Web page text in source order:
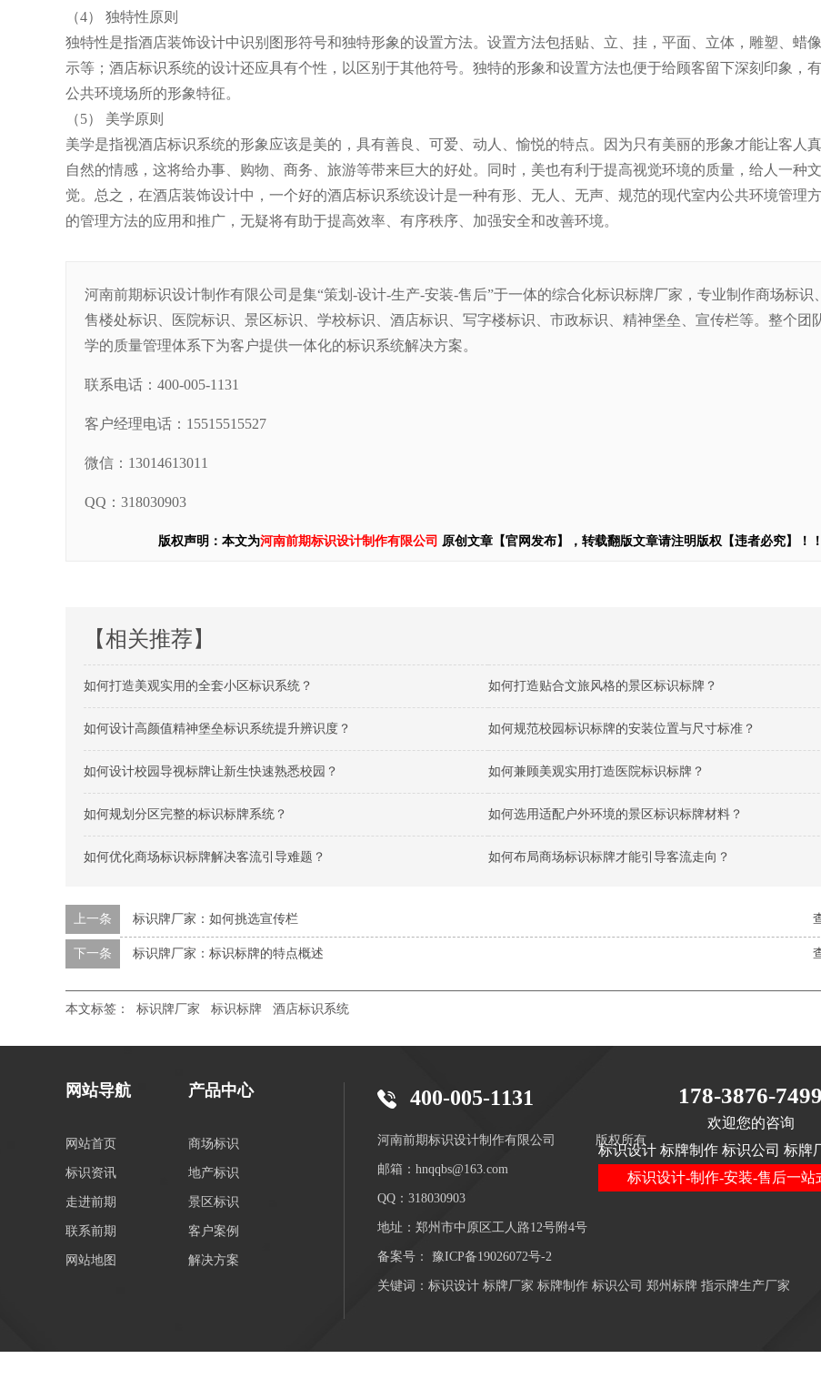
（4） 独特性原则
独特性是指酒店装饰设计中识别图形符号和独特形象的设置方法。设置方法包括贴、立、挂，平面、立体，雕塑、蜡
示等；酒店标识系统的设计还应具有个性，以区别于其他符号。独特的形象和设置方法也便于给顾客留下深刻印象，
公共环境场所的形象特征。
（5） 美学原则
美学是指视酒店标识系统的形象应该是美的，具有善良、可爱、动人、愉悦的特点。因为只有美丽的形象才能让客人
自然的情感，这将给办事、购物、商务、旅游等带来巨大的好处。同时，美也有利于提高视觉环境的质量，给人一种
觉。总之，在酒店装饰设计中，一个好的酒店标识系统设计是一种有形、无人、无声、规范的现代室内公共环境管理
的管理方法的应用和推广，无疑将有助于提高效率、有序秩序、加强安全和改善环境。
河南前期标识设计制作有限公司是集“策划-设计-生产-安装-售后”于一体的综合化标识标牌厂家，专业制作商场标识
售楼处标识、医院标识、景区标识、学校标识、酒店标识、写字楼标识、市政标识、精神堡垒、宣传栏等。整个团
学的质量管理体系下为客户提供一体化的标识系统解决方案。
联系电话：400-005-1131
客户经理电话：15515515527
微信：13014613011
QQ：318030903
版权声明：本文为河南前期标识设计制作有限公司 原创文章【官网发布】，转载翻版文章请注明版权【违者必究】！
【相关推荐】
如何打造美观实用的全套小区标识系统？ 如何打造贴合文旅风格的景区标识标牌？
如何设计高颜值精神堡垒标识系统提升辨识度？ 如何规范校园标识标牌的安装位置与尺寸标准？
如何设计校园导视标牌让新生快速熟悉校园？ 如何兼顾美观实用打造医院标识标牌？
如何规划分区完整的标识标牌系统？ 如何选用适配户外环境的景区标识标牌材料？
如何优化商场标识标牌解决客流引导难题？ 如何布局商场标识标牌才能引导客流走向？
上一条 标识牌厂家：如何挑选宣传栏
下一条 标识牌厂家：标识标牌的特点概述
本文标签： 标识牌厂家 标识标牌 酒店标识系统
网站导航
网站首页
标识资讯
走进前期
联系前期
网站地图
产品中心
商场标识
地产标识
景区标识
客户案例
解决方案
400-005-1131
河南前期标识设计制作有限公司 版权所有
邮箱：hnqqbs@163.com
QQ：318030903
地址：郑州市中原区工人路12号附4号
备案号： 豫ICP备19026072号-2
关键词：标识设计 标牌厂家 标牌制作 标识公司 郑州标牌 指示牌生产厂家
178-3876-7499
欢迎您的咨询
标识设计 标牌制作 标识公司 标牌
标识设计-制作-安装-售后一站